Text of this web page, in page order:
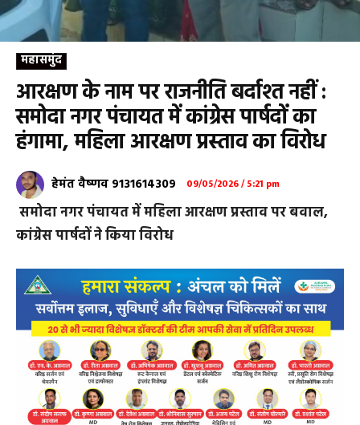
महासमुंद
आरक्षण के नाम पर राजनीति बर्दाश्त नहीं :
समोदा नगर पंचायत में कांग्रेस पार्षदों का
हंगामा, महिला आरक्षण प्रस्ताव का विरोध
हेमंत वैष्णव 9131614309 09/05/2026 / 5:21 pm
समोदा नगर पंचायत में महिला आरक्षण प्रस्ताव पर बवाल,
कांग्रेस पार्षदों ने किया विरोध
Arang :शुक्रवार को नगर पंचायत समोदा में आयोजित बैठक में
नगर पंचायत अध्यक्ष द्वारा महिला आरक्षण के नाम पर भ्रामक
जानकारी प्रस्तुत करते हुए प्रस्ताव लाने का प्रयास किया गया,
जिसका नगर पंचायत के समस्त कांग्रेस पार्षदों एवं विपक्ष के
सदस्यों ने कड़ा विरोध किया।